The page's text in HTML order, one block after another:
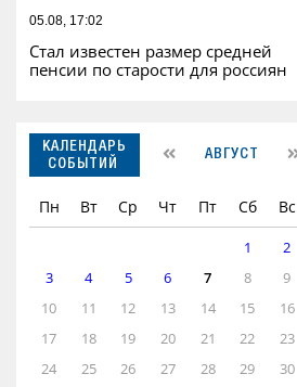
05.08, 17:02
Стал известен размер средней
пенсии по старости для россиян
КАЛЕНДАРЬ
СОБЫТИЙ
АВГУСТ
Пн Вт Ср Чт Пт Сб Вс
1
2
3
4 5 6 7 8
9
10
11 12 13 14 15
16
17
18 19 20 21 22
23
24
25 26 27 28 29 30